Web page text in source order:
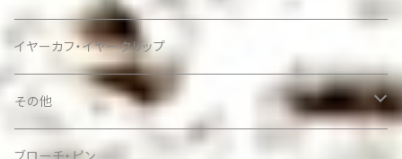
イヤーカフ・イヤークリップ
その他
ケース
ブローチ・ピン